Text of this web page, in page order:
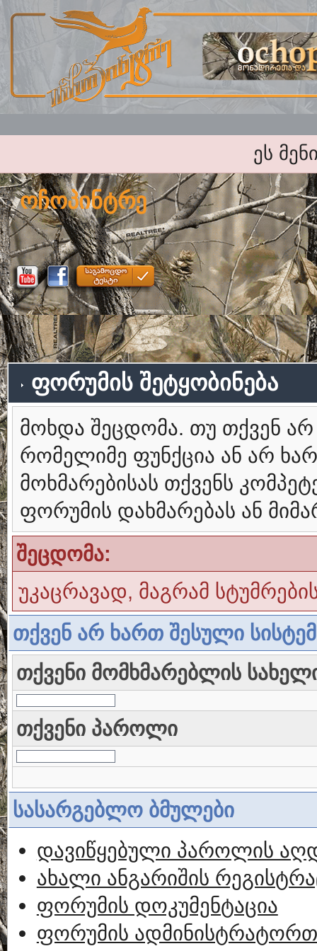
ეს
ოჩოპინტრე
ფორუმის შეტყობინება
მოხდა შეცდომა. თუ თქვენ
რომელიმე ფუნქცია ან არ
მოხმარებისას თქვენს
ფორუმის დახმარებას ან
შეცდომა:
უკაცრავად, მაგრამ
თქვენ არ ხართ შესული
თქვენი მომხმარებლის
თქვენი პაროლი
სასარგებლო ბმულები
დავიწყებული პაროლის
ახალი ანგარიშის
ფორუმის დოკუმენტაცია
ფორუმის